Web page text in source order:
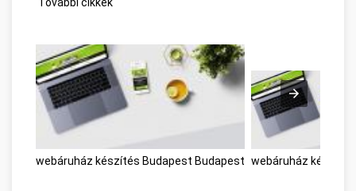
webáruház készítés Budapest Budapest webáruház